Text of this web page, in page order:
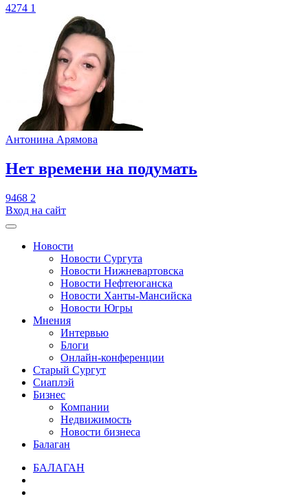
4274 1
Антонина Арямова
​Нет времени на подумать
9468 2
Вход на сайт
Новости
Новости Сургута
Новости Нижневартовска
Новости Нефтеюганска
Новости Ханты-Мансийска
Новости Югры
Мнения
Интервью
Блоги
Онлайн-конференции
Старый Сургут
Сиаплэй
Бизнес
Компании
Недвижимость
Новости бизнеса
Балаган
БАЛАГАН